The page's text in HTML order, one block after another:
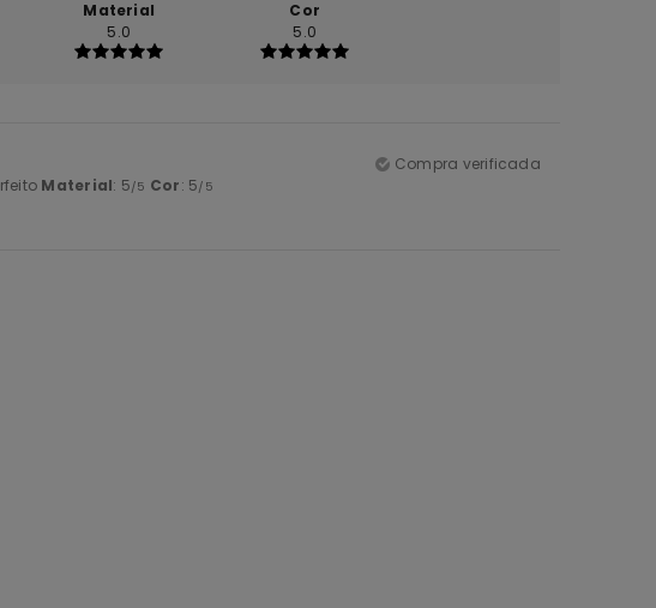
Material
5.0
Cor
5.0
Compra verificada
Material: 5/5 Cor: 5/5